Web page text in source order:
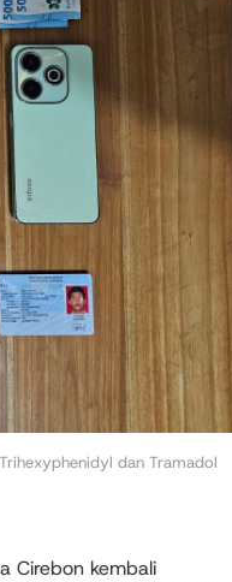
dan Tramadol
Cirebon kembali